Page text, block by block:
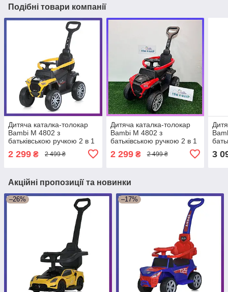
Подібні товари компанії
Дитяча каталка-толокар
Bambi М 4802 з
батьківською ручкою 2 в 1
2 299 ₴ 2 499 ₴
Дитяча каталка-толокар
Bambi М 4802 з
батьківською ручкою 2 в 1
2 299₴ 2 499 ₴ 3
Акційні пропозиції та новинки
–26% –17%